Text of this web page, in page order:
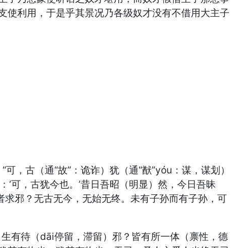
使利用，于是乎其景况乃各级奴才没有不借用大主子
，古（通“故”：诡诈）犹（通“猷”yóu：谋，谋划）
‘可，古犹今也。’昔日吾昭（明显）然，今日吾昧
邪？无古无今，无始无终。未有子孙而有子孙，可
有待（dāi停留，滞留）邪？皆有所一体（禀性，德